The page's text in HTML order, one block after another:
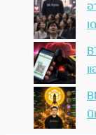
อ
นิ